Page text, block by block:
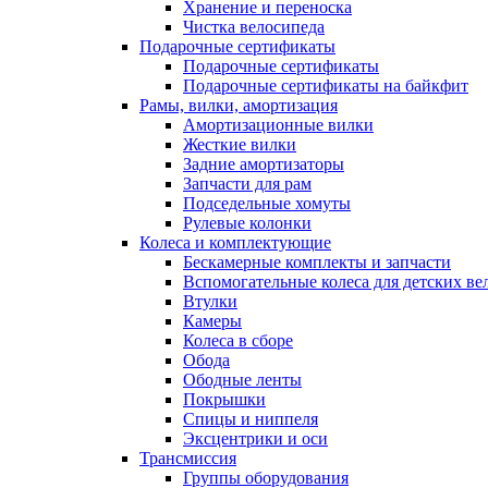
Хранение и переноска
Чистка велосипеда
Подарочные сертификаты
Подарочные сертификаты
Подарочные сертификаты на байкфит
Рамы, вилки, амортизация
Амортизационные вилки
Жесткие вилки
Задние амортизаторы
Запчасти для рам
Подседельные хомуты
Рулевые колонки
Колеса и комплектующие
Бескамерные комплекты и запчасти
Вспомогательные колеса для детских
Втулки
Камеры
Колеса в сборе
Обода
Ободные ленты
Покрышки
Спицы и ниппеля
Эксцентрики и оси
Трансмиссия
Группы оборудования